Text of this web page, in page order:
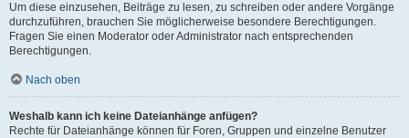
Um diese einzusehen, Beiträge zu lesen, zu schreiben oder andere Vorgänge
durchzuführen, brauchen Sie möglicherweise besondere Berechtigungen.
Fragen Sie einen Moderator oder Administrator nach entsprechenden
Berechtigungen.
Nach oben
Weshalb kann ich keine Dateianhänge anfügen?
Rechte für Dateianhänge können für Foren, Gruppen und einzelne Benutzer